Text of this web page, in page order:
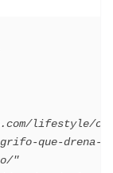
lifestyle/co
que-drena-
"